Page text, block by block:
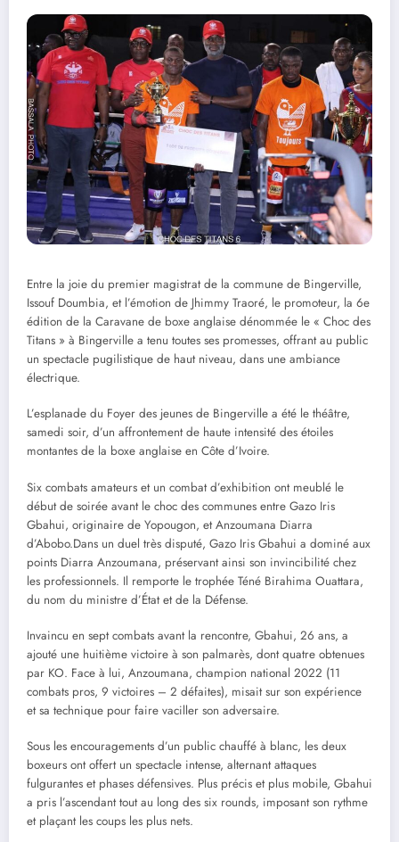
Entre la joie du premier magistrat de la commune de Bingerville,
Issouf Doumbia, et l’émotion de Jhimmy Traoré, le promoteur, la 6e
édition de la Caravane de boxe anglaise dénommée le « Choc des
Titans » à Bingerville a tenu toutes ses promesses, offrant au public
un spectacle pugilistique de haut niveau, dans une ambiance
électrique.
L’esplanade du Foyer des jeunes de Bingerville a été le théâtre,
samedi soir, d’un affrontement de haute intensité des étoiles
montantes de la boxe anglaise en Côte d’Ivoire.
Six combats amateurs et un combat d’exhibition ont meublé le
début de soirée avant le choc des communes entre Gazo Iris
Gbahui, originaire de Yopougon, et Anzoumana Diarra
d’Abobo.Dans un duel très disputé, Gazo Iris Gbahui a dominé aux
points Diarra Anzoumana, préservant ainsi son invincibilité chez
les professionnels. Il remporte le trophée Téné Birahima Ouattara,
du nom du ministre d’État et de la Défense.
Invaincu en sept combats avant la rencontre, Gbahui, 26 ans, a
ajouté une huitième victoire à son palmarès, dont quatre obtenues
par KO. Face à lui, Anzoumana, champion national 2022 (11
combats pros, 9 victoires – 2 défaites), misait sur son expérience
et sa technique pour faire vaciller son adversaire.
Sous les encouragements d’un public chauffé à blanc, les deux
boxeurs ont offert un spectacle intense, alternant attaques
fulgurantes et phases défensives. Plus précis et plus mobile, Gbahui
a pris l’ascendant tout au long des six rounds, imposant son rythme
et plaçant les coups les plus nets.